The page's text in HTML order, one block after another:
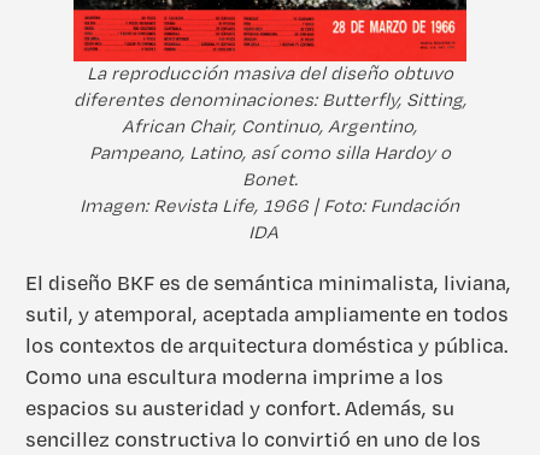
La reproducción masiva del diseño obtuvo
diferentes denominaciones: Butterfly, Sitting,
African Chair, Continuo, Argentino,
Pampeano, Latino, así como silla Hardoy o
Bonet.
Imagen: Revista Life, 1966 | Foto: Fundación
IDA
El diseño BKF es de semántica minimalista, liviana,
sutil, y atemporal, aceptada ampliamente en todos
los contextos de arquitectura doméstica y pública.
Como una escultura moderna imprime a los
espacios su austeridad y confort. Además, su
sencillez constructiva lo convirtió en uno de los